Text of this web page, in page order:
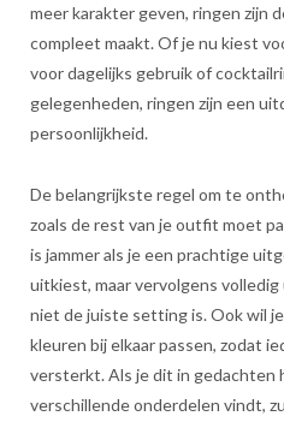
meer karakter geven, ringen zijn
compleet maakt. Of je nu kiest
voor dagelijks gebruik of
gelegenheden, ringen zijn een
persoonlijkheid.
De belangrijkste regel om te
zoals de rest van je outfit moet
is jammer als je een prachtige
uitkiest, maar vervolgens
niet de juiste setting is. Ook wil
kleuren bij elkaar passen, zodat
versterkt. Als je dit in gedachten
verschillende onderdelen vindt,